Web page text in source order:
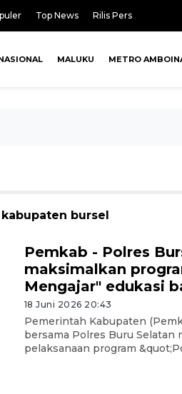
Top News Rilis Pers
MALUKU METRO
bursel
Pemkab - Polres
maksimalkan
Mengajar" edukasi
18 Juni 2026 20:43
Pemerintah Kabupaten
bersama Polres Buru Selatan
pelaksanaan program